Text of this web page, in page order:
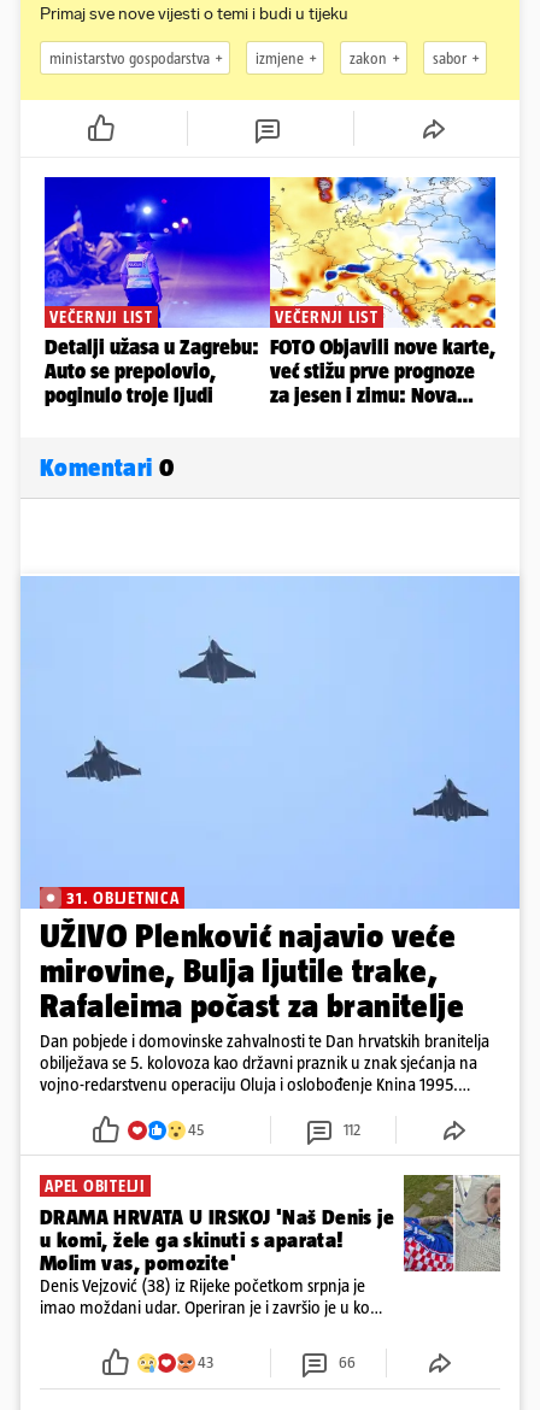
Primaj sve nove vijesti o temi i budi u tijeku
ministarstvo gospodarstva izmjene zakon sabor
Komentari 0
31. OBLJETNICA
UŽIVO Plenković najavio veće
mirovine, Bulja ljutile trake,
Rafaleima počast za branitelje
Dan pobjede i domovinske zahvalnosti te Dan hrvatskih branitelja
obilježava se 5. kolovoza kao državni praznik u znak sjećanja na
vojno-redarstvenu operaciju Oluja i oslobođenje Knina 1995.
45 112
APEL OBITELJI
DRAMA HRVATA U IRSKOJ 'Naš Denis je
u komi, žele ga skinuti s aparata!
Molim vas, pomozite'
Denis Vejzović (38) iz Rijeke početkom srpnja je
imao moždani udar. Operiran je i završio je u komi.
tamošnji liječnici ne vjeruju u oporavak: 'Imamo
43 66